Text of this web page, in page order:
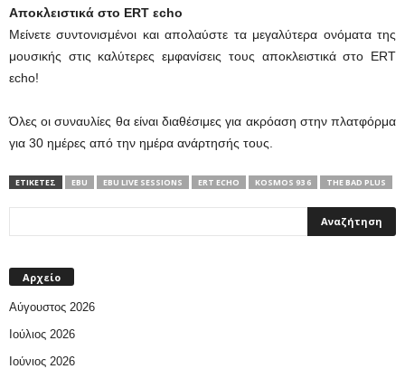
Αποκλειστικά στο ERT εcho
Μείνετε συντονισμένοι και απολαύστε τα μεγαλύτερα ονόματα της
μουσικής στις καλύτερες εμφανίσεις τους αποκλειστικά στο ERT
εcho!
Όλες οι συναυλίες θα είναι διαθέσιμες για ακρόαση στην πλατφόρμα
για 30 ημέρες από την ημέρα ανάρτησής τους.
ΕΤΙΚΕΤΕΣ EBU EBU LIVE SESSIONS ERT ΕCHO KOSMOS 93 6 THE BAD PLUS
Αρχείο
Αύγουστος 2026
Ιούλιος 2026
Ιούνιος 2026